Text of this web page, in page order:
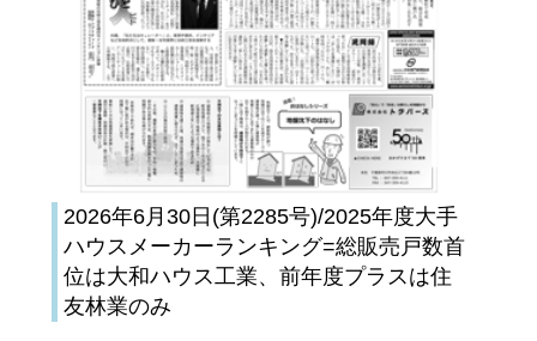
2026年6月30日(第2285号)/2025年度大手
ハウスメーカーランキング=総販売戸数首
位は大和ハウス工業、前年度プラスは住
友林業のみ